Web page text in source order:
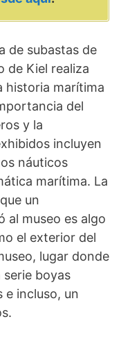
de subastas de
de Kiel realiza
historia marítima
del
y la
incluyen
náuticos
marítima. La
que un
al museo es algo
el exterior del
lugar donde
serie boyas
e incluso, un